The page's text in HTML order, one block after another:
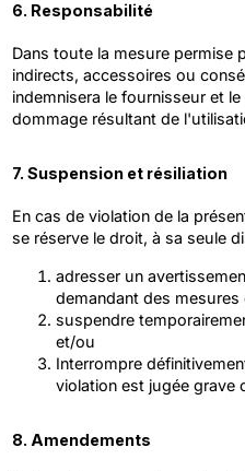
6. Responsabilité
Dans toute la mesure permise
indirects, accessoires ou
indemnisera le fournisseur et
dommage résultant de
7. Suspension et résiliation
En cas de violation de la
se réserve le droit, à sa seule
adresser un
demandant des
suspendre
et/ou
Interrompre
violation est jugée grave
8. Amendements